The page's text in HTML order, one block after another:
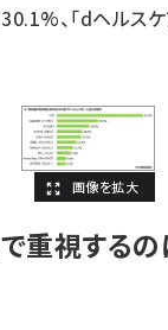
30.1%、「dヘルス
重視するの